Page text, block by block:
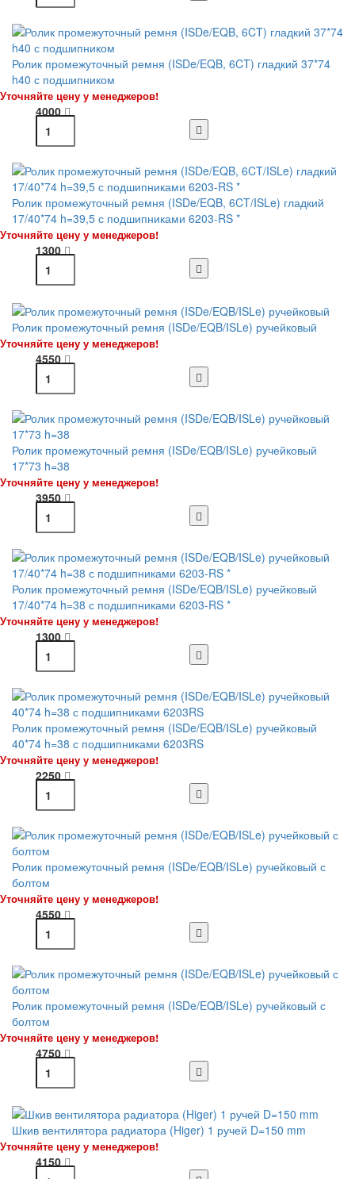
Ролик промежуточный ремня (ISDe/EQB, 6CT) гладкий 37*74
h40 с подшипником
Уточняйте цену у менеджеров!
4000
Ролик промежуточный ремня (ISDe/EQB, 6CT/ISLe) гладкий
17/40*74 h=39,5 с подшипниками 6203-RS *
Уточняйте цену у менеджеров!
1300
Ролик промежуточный ремня (ISDe/EQB/ISLe) ручейковый
Уточняйте цену у менеджеров!
4550
Ролик промежуточный ремня (ISDe/EQB/ISLe) ручейковый
17*73 h=38
Уточняйте цену у менеджеров!
3950
Ролик промежуточный ремня (ISDe/EQB/ISLe) ручейковый
17/40*74 h=38 с подшипниками 6203-RS *
Уточняйте цену у менеджеров!
1300
Ролик промежуточный ремня (ISDe/EQB/ISLe) ручейковый
40*74 h=38 с подшипниками 6203RS
Уточняйте цену у менеджеров!
2250
Ролик промежуточный ремня (ISDe/EQB/ISLe) ручейковый с
болтом
Уточняйте цену у менеджеров!
4550
Ролик промежуточный ремня (ISDe/EQB/ISLe) ручейковый с
болтом
Уточняйте цену у менеджеров!
4750
Шкив вентилятора радиатора (Higer) 1 ручей D=150 mm
Уточняйте цену у менеджеров!
4150